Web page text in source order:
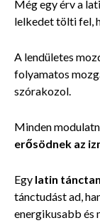
Még egy érv a
lelkedet tölti fel,
A lendületes
folyamatos
szórakozol.
Minden
erősödnek az
Egy latin
tánctudást ad,
energikusabb és